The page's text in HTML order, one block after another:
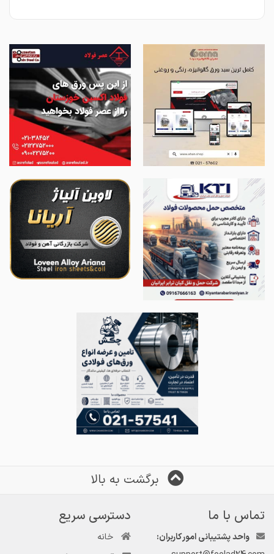
برگشت به بالا
تماس با ما
واحد پشتیبانی امور کاربران:
دسترسی سریع
خانه